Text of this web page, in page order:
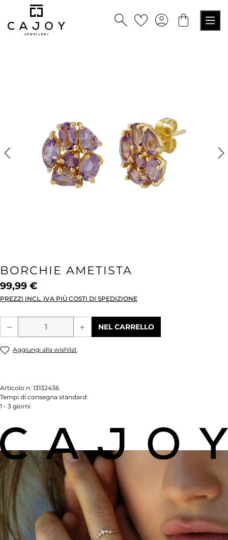
principale
BORCHIE AMETISTA
99,99 €
PREZZI INCL. IVA PIÙ COSTI DI SPEDIZIONE
Quantità del prodotto: inserisci la
NEL CARRELLO
Aggiungi alla wishlist
Articolo n: 13132436
Tempi di consegna standard:
1 - 3 giorni